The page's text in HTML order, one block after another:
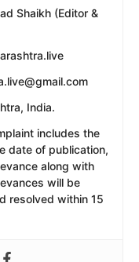
Shaikh (Editor &
India.
includes the
date of publication,
along with
will be
resolved within 15